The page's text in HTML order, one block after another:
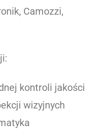
Camozzi,
kontroli jakości
wizyjnych